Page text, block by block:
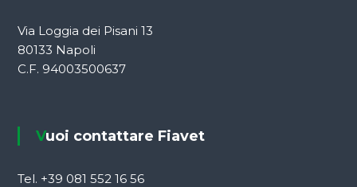
o
e
a
Via Loggia dei Pisani 13
80133 Napoli
C.F. 94003500637
Vuoi contattare Fiavet
Tel. +39 081 552 16 56